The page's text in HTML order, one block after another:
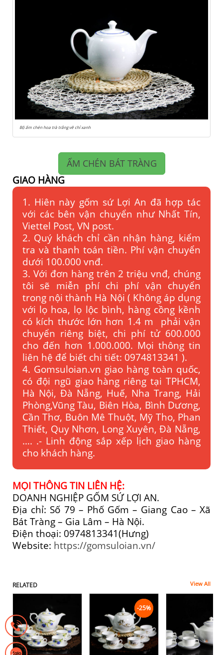
Bộ ấm chén hoa trà trắng vẽ chỉ xanh
ẤM CHÉN BÁT TRÀNG
GIAO HÀNG
1. Hiên này gốm sứ Lợi An đã hợp tác
với các bên vận chuyển như Nhất Tín,
Viettel Post, VN post.
2. Quý khách chỉ cần nhận hàng, kiểm
tra và thanh toán tiền. Phí vận chuyển
dưới 100.000 vnđ.
3. Với đơn hàng trên 2 triệu vnđ, chúng
tôi sẽ miễn phí chi phí vận chuyển
trong nội thành Hà Nội ( Không áp dụng
với lọ hoa, lọ lộc bình, hàng cồng kềnh
có kích thước lớn hơn 1.4 m phải vận
chuyển riêng biệt, chi phí tử 600.000
cho đến hơn 1.000.000. Mọi thông tin
liên hệ để biết chi tiết: 0974813341 ).
4. Gomsuloian.vn giao hàng toàn quốc,
có đội ngũ giao hàng riêng tại TPHCM,
Hà Nội, Đà Nẵng, Huế, Nha Trang, Hải
Phòng,Vũng Tàu, Biên Hòa, Bình Dương,
Cần Thơ, Buôn Mê Thuột, Mỹ Tho, Phan
Thiết, Quy Nhơn, Long Xuyên, Đà Nẵng,
…. .- Linh động sắp xếp lịch giao hàng
cho khách hàng.
MỌI THÔNG TIN LIÊN HỆ:
DOANH NGHIỆP GỐM SỨ LỢI AN.
Địa chỉ: Số 79 – Phố Gốm – Giang Cao – Xã
Bát Tràng – Gia Lâm – Hà Nội.
Điện thoại: 0974813341(Hưng)
Website: https://gomsuloian.vn/
RELATED View All
-25%
-25%